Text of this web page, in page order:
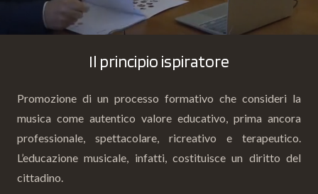
Il principio ispiratore
Promozione di un processo formativo che consideri la
musica come autentico valore educativo, prima ancora
professionale, spettacolare, ricreativo e terapeutico.
L’educazione musicale, infatti, costituisce un diritto del
cittadino.